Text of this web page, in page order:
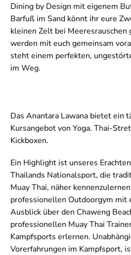
Dining by Design mit eigenem
Barfuß im Sand könnt ihr eure
kleinen Zelt bei Meeresrauschen
werden mit euch gemeinsam
steht einem perfekten,
im Weg.
Das Anantara Lawana bietet ein
Kursangebot von Yoga. Thai-
Kickboxen.
Ein Highlight ist unseres
Thailands Nationalsport, die
Muay Thai, näher
professionellen Outdoorgym mit
Ausblick über den Chaweng
professionellen Muay Thai
Kampfsports erlernen.
Vorerfahrungen im Kampfsport,